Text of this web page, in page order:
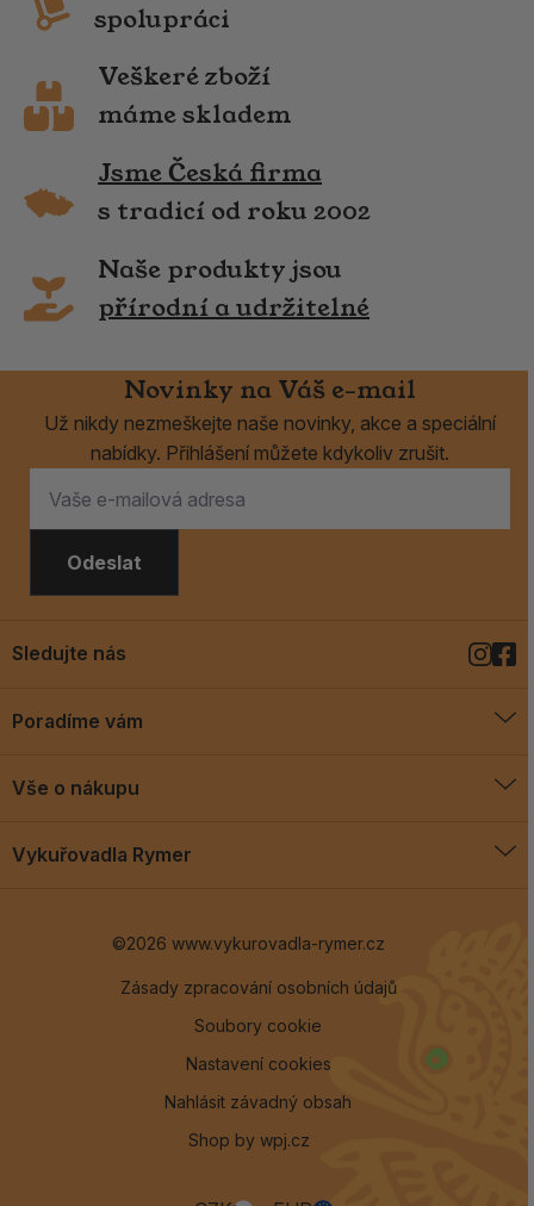
spolupráci
Veškeré zboží
máme skladem
Jsme Česká firma
s tradicí od roku 2002
Naše produkty jsou
přírodní a udržitelné
Novinky na Váš e-mail
Už nikdy nezmeškejte naše novinky, akce a speciální
nabídky. Přihlášení můžete kdykoliv zrušit.
Odeslat
Poradíme vám
Blog
Vše o nákupu
Vykuřovadla Rymer
Sledujte nás
©2026 www.vykurovadla-rymer.cz
Zásady zpracování osobních údajů
Soubory cookie
Nastavení cookies
Nahlásit závadný obsah
Shop by wpj.cz